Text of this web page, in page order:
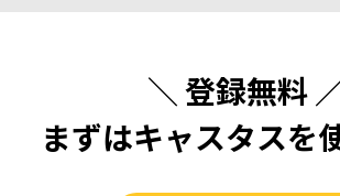
＼ 登録無料
まずはキャスタスを